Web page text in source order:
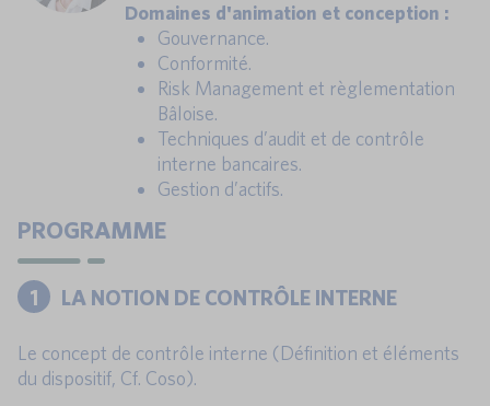
Domaines d'animation et conception :
Gouvernance.
Conformité.
Risk Management et règlementation
Bâloise.
Techniques d’audit et de contrôle
interne bancaires.
Gestion d’actifs.
PROGRAMME
1 LA NOTION DE CONTRÔLE INTERNE
Le concept de contrôle interne (Définition et éléments
du dispositif, Cf. Coso).